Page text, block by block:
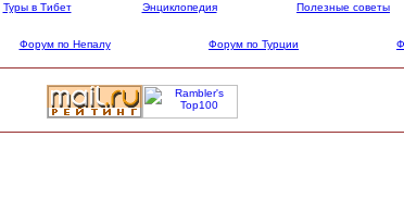
Туры в Тибет Энциклопедия Полезные советы
Форум по Непалу Форум по Турции